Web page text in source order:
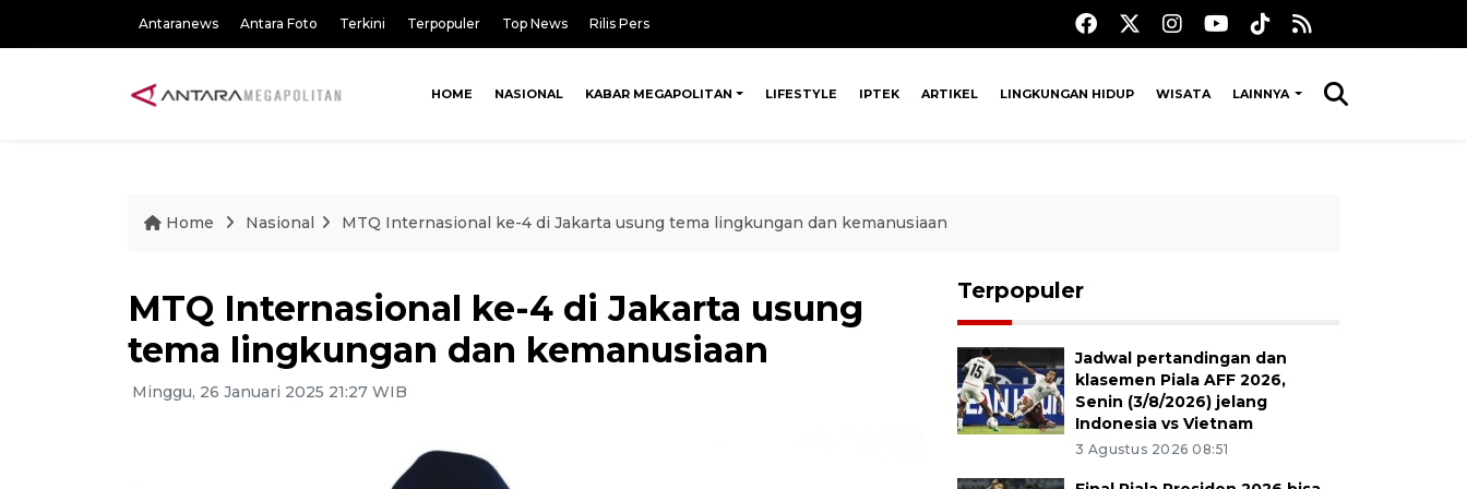
Antaranews Antara Foto Terkini Terpopuler Top News Rilis Pers
HOME NASIONAL KABAR MEGAPOLITAN LIFESTYLE IPTEK ARTIKEL LINGKUNGAN HIDUP WISATA LAINNYA
Home Nasional MTQ Internasional ke-4 di Jakarta usung tema lingkungan dan kemanusiaan
MTQ Internasional ke-4 di Jakarta usung
tema lingkungan dan kemanusiaan
Minggu, 26 Januari 2025 21:27 WIB
Terpopuler
Jadwal pertandingan dan
klasemen Piala AFF 2026,
Senin (3/8/2026) jelang
Indonesia vs Vietnam
3 Agustus 2026 08:51